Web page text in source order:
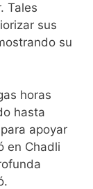
Tales
sus
su
horas
hasta
apoyar
en Chadli